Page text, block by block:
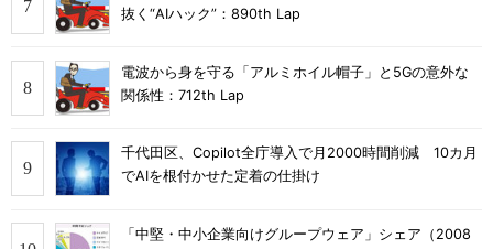
抜く“AIハック”：890th Lap
電波から身を守る「アルミホイル帽子」と5Gの意外な
関係性：712th Lap
千代田区、Copilot全庁導入で月2000時間削減 10カ月
でAIを根付かせた定着の仕掛け
「中堅・中小企業向けグループウェア」シェア（2008